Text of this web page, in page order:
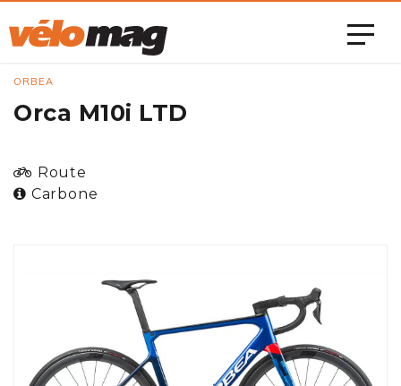
ORBEA
Orca M10i LTD
Route
Carbone